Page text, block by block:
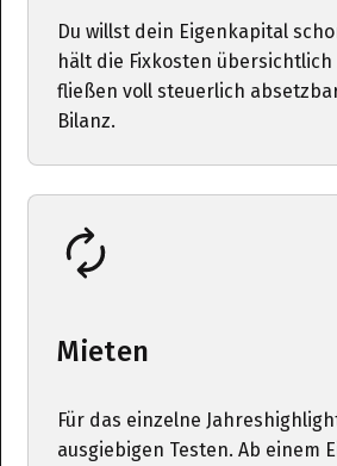
Du willst dein Eigenkapital
hält die Fixkosten übersichtlich
fließen voll steuerlich
Bilanz.
Mieten
Für das einzelne
ausgiebigen Testen. Ab einem